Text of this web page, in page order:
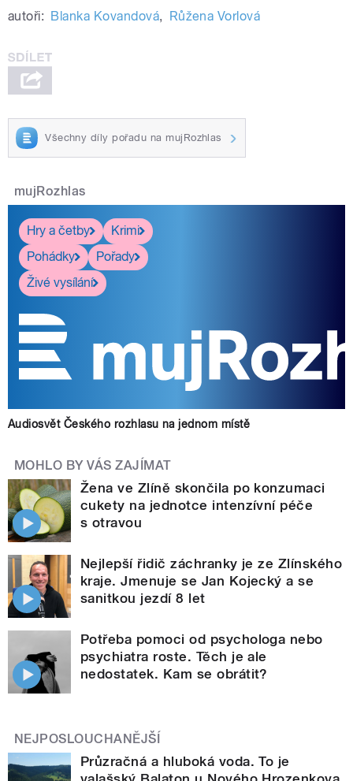
autoři: Blanka Kovandová, Růžena Vorlová
Všechny díly pořadu na mujRozhlas
mujRozhlas
Hry a četby
Krimi
Pohádky
Pořady
Živé vysílání
Audiosvět Českého rozhlasu na jednom místě
MOHLO BY VÁS ZAJÍMAT
Žena ve Zlíně skončila po konzumaci
cukety na jednotce intenzívní péče
s otravou
Nejlepší řidič záchranky je ze Zlínského
kraje. Jmenuje se Jan Kojecký a se
sanitkou jezdí 8 let
Potřeba pomoci od psychologa nebo
psychiatra roste. Těch je ale
nedostatek. Kam se obrátit?
NEJPOSLOUCHANĚJŠÍ
Průzračná a hluboká voda. To je